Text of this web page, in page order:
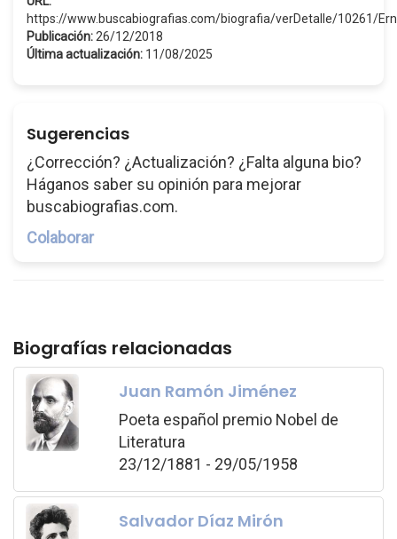
https://www.buscabiografias.com/biografia/verDetalle/10261/
Publicación: 26/12/2018
Última actualización: 11/08/2025
Sugerencias
¿Corrección? ¿Actualización? ¿Falta alguna bio?
Háganos saber su opinión para mejorar
buscabiografias.com.
Colaborar
Biografías relacionadas
Juan Ramón Jiménez
Poeta español premio Nobel de
Literatura
23/12/1881 - 29/05/1958
Salvador Díaz Mirón